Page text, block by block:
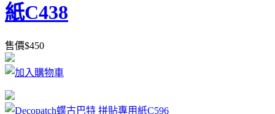
紙C438
售價$450